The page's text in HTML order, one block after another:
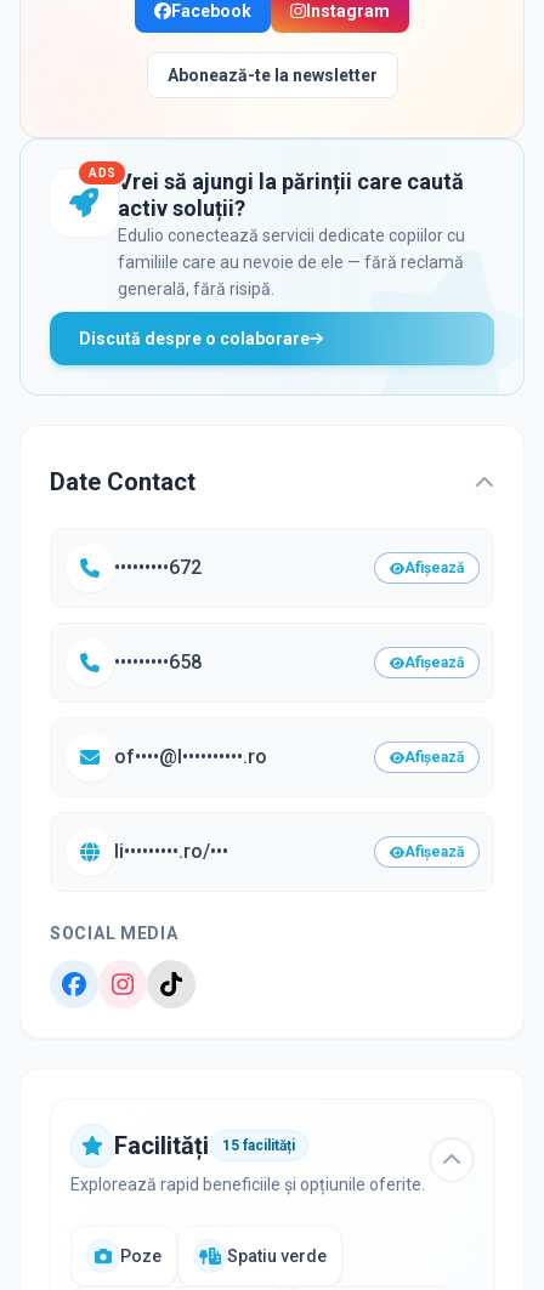
Facebook Instagram
Abonează-te la newsletter
ADS Vrei să ajungi la părinții care caută
activ soluții?
Edulio conectează servicii dedicate copiilor cu
familiile care au nevoie de ele — fără reclamă
generală, fără risipă.
Discută despre o colaborare
Date Contact
•••••••••672 Afișează
•••••••••658 Afișează
of••••@l••••••••••.ro Afișează
li•••••••••.ro/••• Afișează
SOCIAL MEDIA
Facilități 15 facilități
Explorează rapid beneficiile și opțiunile oferite.
Poze Spatiu verde